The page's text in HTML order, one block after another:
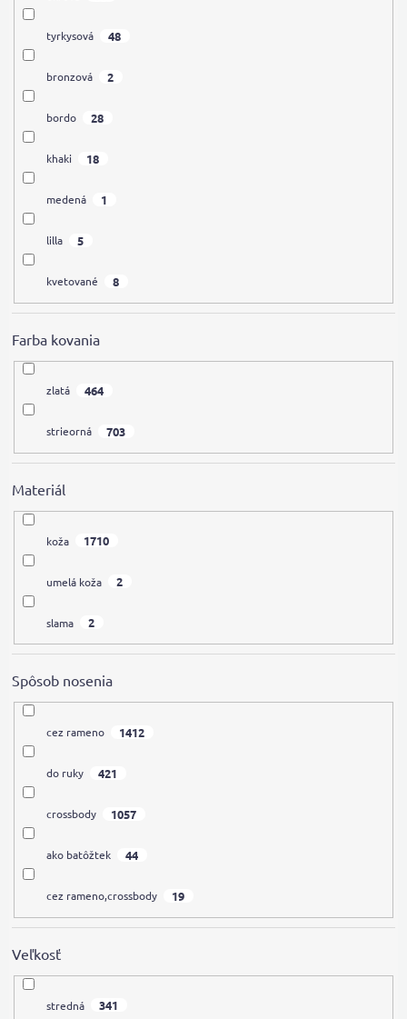
tyrkysová 48
bronzová 2
bordo 28
khaki 18
medená 1
lilla 5
kvetované 8
Farba kovania
zlatá 464
strieorná 703
Materiál
koža 1710
umelá koža 2
slama 2
Spôsob nosenia
cez rameno 1412
do ruky 421
crossbody 1057
ako batôžtek 44
cez rameno,crossbody 19
Veľkosť
stredná 341